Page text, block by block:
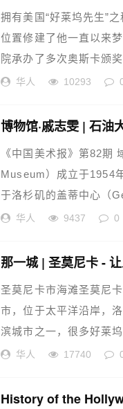
拥有美国“好莱坞先生”
位置修建了他一直以来
院承办了多次奥斯卡颁
好...华人 10293
博物馆·戚志雯 | 石油
《中国美术报》第82期
Museum）成立于1954
于洛杉矶的盖蒂中心（
华人 9437 0
那一城 | 圣莫尼卡 -
圣莫尼卡市海滩圣莫尼
市，位于太平洋沿岸，
滨城市之一，很多好莱
普查数...
华人 17740
History of the